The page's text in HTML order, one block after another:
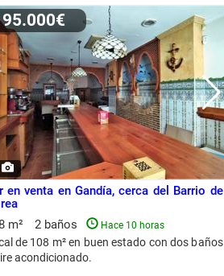
95.000€
en venta en Gandía, cerca del Barrio de
m²
2 baños Hace 10 horas
de 108 m² en buen estado con dos baños
acondicionado.